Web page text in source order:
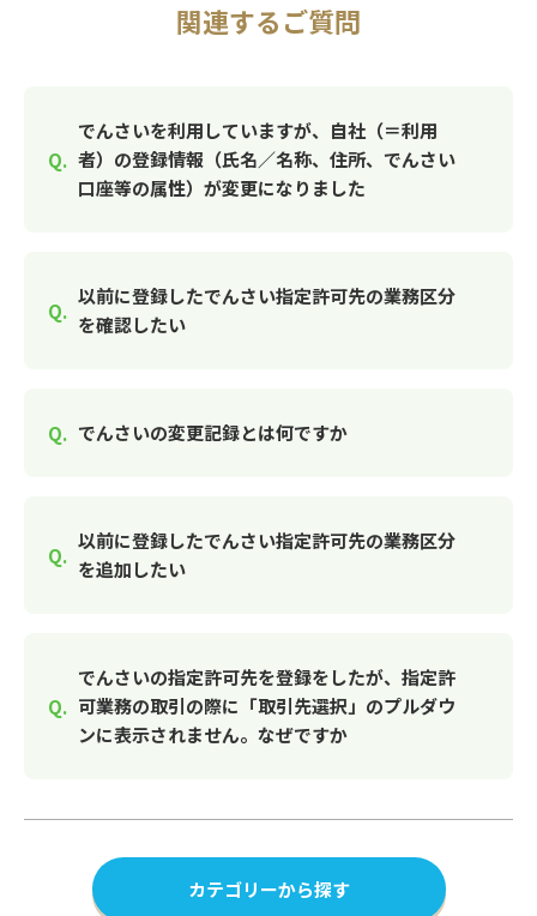
関連するご質問
でんさいを利用していますが、自社（＝利用
者）の登録情報（氏名／名称、住所、でんさい
口座等の属性）が変更になりました
以前に登録したでんさい指定許可先の業務区分
を確認したい
でんさいの変更記録とは何ですか
以前に登録したでんさい指定許可先の業務区分
を追加したい
でんさいの指定許可先を登録をしたが、指定許
可業務の取引の際に「取引先選択」のプルダウ
ンに表示されません。なぜですか
カテゴリーから探す